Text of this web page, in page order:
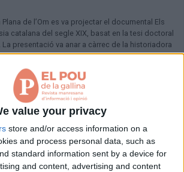
value your privacy
store and/or access information on a
and process personal data, such as
standard information sent by a device for
and content, advertising and content
Plana de l’Om es va projectar el documental Els
catalana del segle XIX, basat en la tesi doctoral
La presentació va anar a càrrec de la historiadora
força en el seu discurs, centrat en la
el tram Terrassa-Manresa, que va ser estudiat en
igualadí Pere Pascual. Després, l’enginyer
també les dificultats tècniques de fer el tram
Pàgina 1 de 1
Següent >